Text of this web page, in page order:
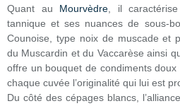
Quant au Mourvèdre , il
tannique et ses nuances de sous-
Counoise, type noix de muscade et
du Muscardin et du Vaccarèse ainsi
offre un bouquet de condiments
chaque cuvée l’originalité qui lui est
Du côté des cépages blancs,